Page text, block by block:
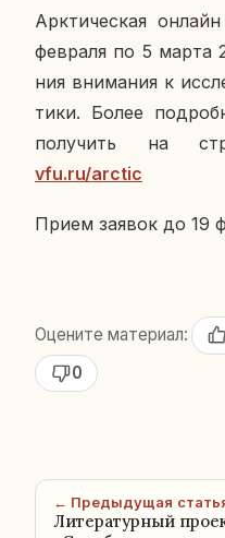
Арк­ти­че­ская
фев­ра­ля по 5 марта
ния вни­ма­ния к
ти­ки. Более
по­лу­чить на
vfu.ru/arctic
Прием заявок до 19
Оцените материал:
0
← Предыдущая
Литературный